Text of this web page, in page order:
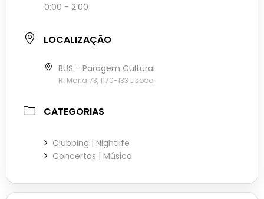
0:00 - 2:00
LOCALIZAÇÃO
BUS - Paragem Cultural
R. Maria 73, 1170-133 Lisboa
CATEGORIAS
Clubbing | Nightlife
Concertos | Música